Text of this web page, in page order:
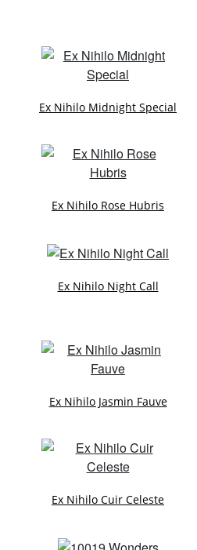
Ex Nihilo Midnight Special
Ex Nihilo Rose Hubris
Ex Nihilo Night Call
Ex Nihilo Jasmin Fauve
Ex Nihilo Cuir Celeste